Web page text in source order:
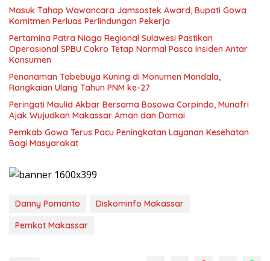
Masuk Tahap Wawancara Jamsostek Award, Bupati Gowa
Komitmen Perluas Perlindungan Pekerja
Pertamina Patra Niaga Regional Sulawesi Pastikan
Operasional SPBU Cokro Tetap Normal Pasca Insiden Antar
Konsumen
Penanaman Tabebuya Kuning di Monumen Mandala,
Rangkaian Ulang Tahun PNM ke-27
Peringati Maulid Akbar Bersama Bosowa Corpindo, Munafri
Ajak Wujudkan Makassar Aman dan Damai
Pemkab Gowa Terus Pacu Peningkatan Layanan Kesehatan
Bagi Masyarakat
Danny Pomanto
Diskominfo Makassar
Pemkot Makassar